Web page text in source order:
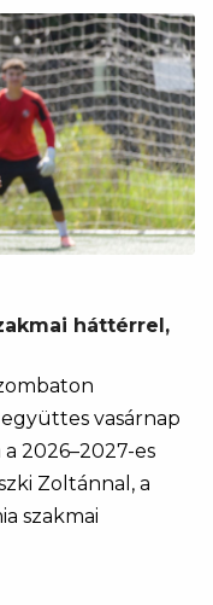
háttérrel,
együttes vasárnap
2026–2027-es
Zoltánnal, a
szakmai